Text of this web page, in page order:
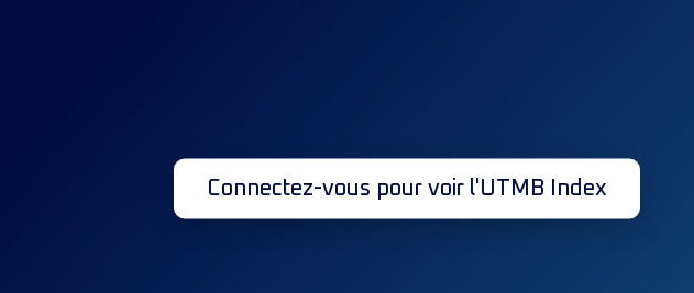
Connectez-vous pour voir l'UTMB Index